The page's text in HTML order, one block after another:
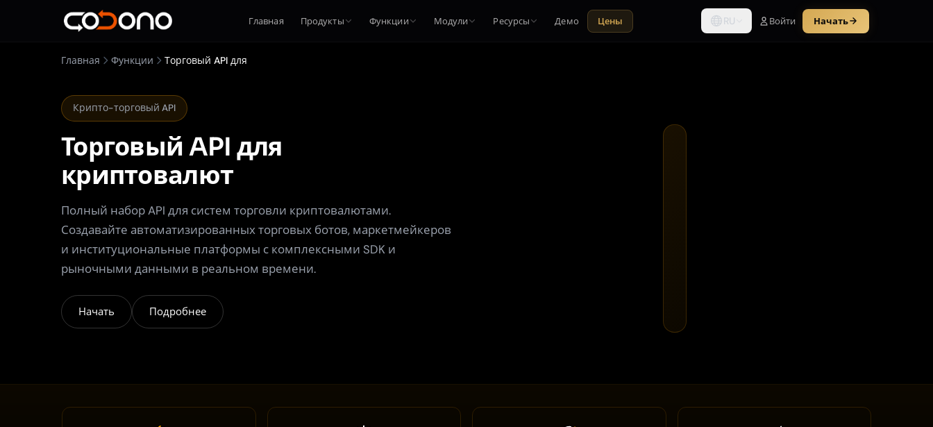
Главная Продукты Функции Модули Ресурсы Демо Цены RU Войти Начать
Главная Функции Торговый API для
Крипто-торговый API
Торговый API для
криптовалют
Полный набор API для систем торговли криптовалютами.
Создавайте автоматизированных торговых ботов, маркетмейкеров
и институциональные платформы с комплексными SDK и
рыночными данными в реальном времени.
Начать Подробнее